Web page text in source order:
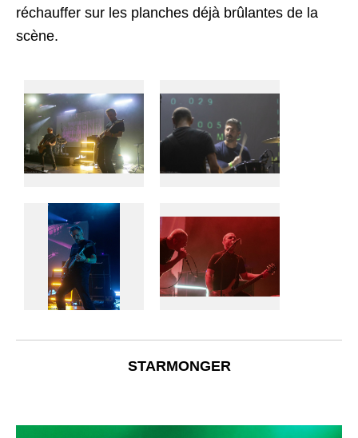
réchauffer sur les planches déjà brûlantes de la
scène.
STARMONGER